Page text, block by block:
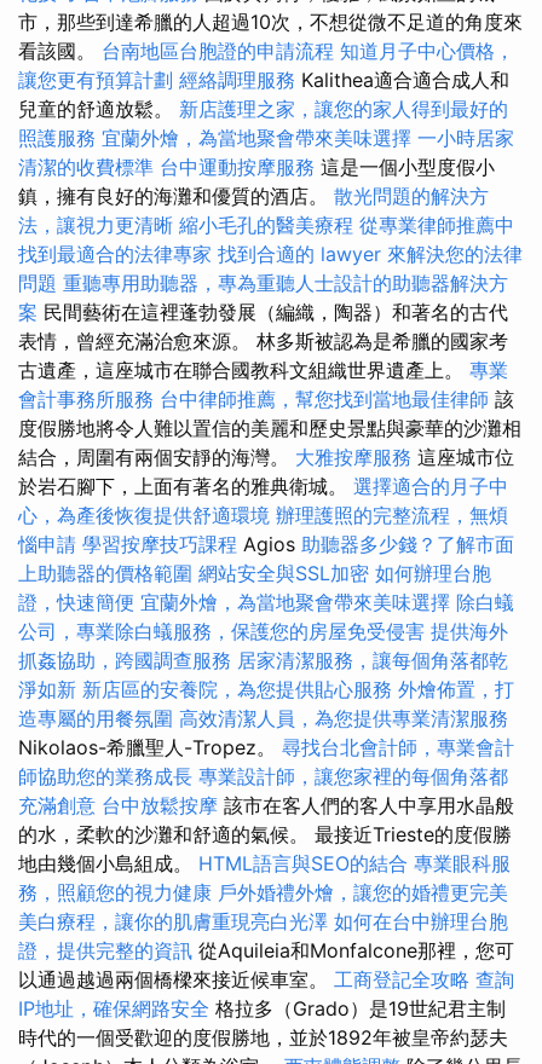
市，那些到達希臘的人超過10次，不想從微不足道的角度來
看該國。 台南地區台胞證的申請流程 知道月子中心價格，
讓您更有預算計劃 經絡調理服務 Kalithea適合適合成人和
兒童的舒適放鬆。 新店護理之家，讓您的家人得到最好的
照護服務 宜蘭外燴，為當地聚會帶來美味選擇 一小時居家
清潔的收費標準 台中運動按摩服務 這是一個小型度假小
鎮，擁有良好的海灘和優質的酒店。 散光問題的解決方
法，讓視力更清晰 縮小毛孔的醫美療程 從專業律師推薦中
找到最適合的法律專家 找到合適的 lawyer 來解決您的法律
問題 重聽專用助聽器，專為重聽人士設計的助聽器解決方
案 民間藝術在這裡蓬勃發展（編織，陶器）和著名的古代
表情，曾經充滿治愈來源。 林多斯被認為是希臘的國家考
古遺產，這座城市在聯合國教科文組織世界遺產上。 專業
會計事務所服務 台中律師推薦，幫您找到當地最佳律師 該
度假勝地將令人難以置信的美麗和歷史景點與豪華的沙灘相
結合，周圍有兩個安靜的海灣。 大雅按摩服務 這座城市位
於岩石腳下，上面有著名的雅典衛城。 選擇適合的月子中
心，為產後恢復提供舒適環境 辦理護照的完整流程，無煩
惱申請 學習按摩技巧課程 Agios 助聽器多少錢？了解市面
上助聽器的價格範圍 網站安全與SSL加密 如何辦理台胞
證，快速簡便 宜蘭外燴，為當地聚會帶來美味選擇 除白蟻
公司，專業除白蟻服務，保護您的房屋免受侵害 提供海外
抓姦協助，跨國調查服務 居家清潔服務，讓每個角落都乾
淨如新 新店區的安養院，為您提供貼心服務 外燴佈置，打
造專屬的用餐氛圍 高效清潔人員，為您提供專業清潔服務
Nikolaos-希臘聖人-Tropez。 尋找台北會計師，專業會計
師協助您的業務成長 專業設計師，讓您家裡的每個角落都
充滿創意 台中放鬆按摩 該市在客人們的客人中享用水晶般
的水，柔軟的沙灘和舒適的氣候。 最接近Trieste的度假勝
地由幾個小島組成。 HTML語言與SEO的結合 專業眼科服
務，照顧您的視力健康 戶外婚禮外燴，讓您的婚禮更完美
美白療程，讓你的肌膚重現亮白光澤 如何在台中辦理台胞
證，提供完整的資訊 從Aquileia和Monfalcone那裡，您可
以通過越過兩個橋樑來接近候車室。 工商登記全攻略 查詢
IP地址，確保網路安全 格拉多（Grado）是19世紀君主制
時代的一個受歡迎的度假勝地，並於1892年被皇帝約瑟夫